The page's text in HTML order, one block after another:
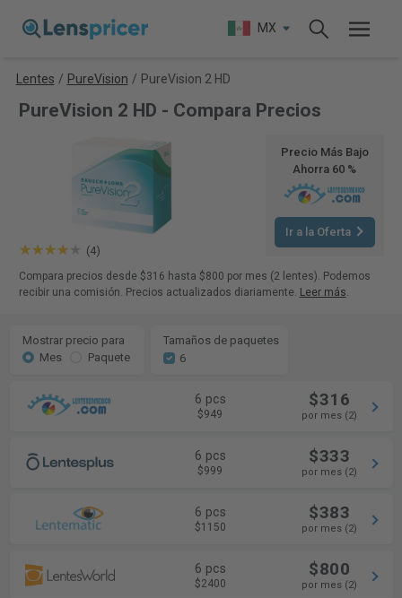
MX
Lentes / PureVision / PureVision 2 HD
PureVision 2 HD - Compara Precios
(4)
Precio Más Bajo
Ahorra 60 %
Ir a la Oferta
Compara precios desde $316 hasta $800 por mes (2 lentes). Podemos
recibir una comisión. Precios actualizados diariamente. Leer más.
Mostrar precio para
Mes
Paquete
Tamaños de paquetes
6
6 pcs
$949
$316
por mes (2)
6 pcs
$999
$333
por mes (2)
6 pcs
$1150
$383
por mes (2)
6 pcs
$2400
$800
por mes (2)